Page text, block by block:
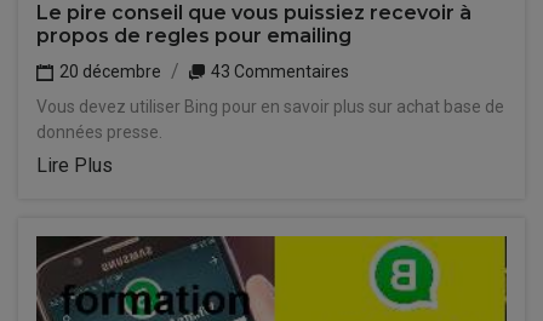
Le pire conseil que vous puissiez recevoir à
propos de regles pour emailing
20 décembre
43 Commentaires
Vous devez utiliser Bing pour en savoir plus sur achat base de
données presse.
Lire Plus